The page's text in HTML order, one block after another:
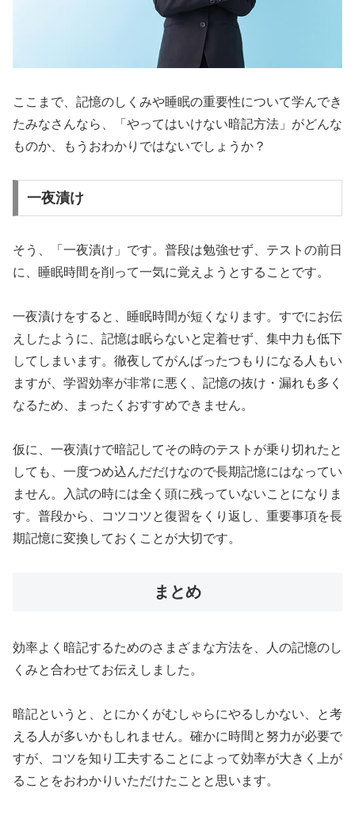
ここまで、記憶のしくみや睡眠の重要性について学んでき
たみなさんなら、「やってはいけない暗記方法」がどんな
ものか、もうおわかりではないでしょうか？
一夜漬け
そう、「一夜漬け」です。普段は勉強せず、テストの前日
に、睡眠時間を削って一気に覚えようとすることです。
一夜漬けをすると、睡眠時間が短くなります。すでにお伝
えしたように、記憶は眠らないと定着せず、集中力も低下
してしまいます。徹夜してがんばったつもりになる人もい
ますが、学習効率が非常に悪く、記憶の抜け・漏れも多く
なるため、まったくおすすめできません。
仮に、一夜漬けで暗記してその時のテストが乗り切れたと
しても、一度つめ込んだだけなので長期記憶にはなってい
ません。入試の時には全く頭に残っていないことになりま
す。普段から、コツコツと復習をくり返し、重要事項を長
期記憶に変換しておくことが大切です。
まとめ
効率よく暗記するためのさまざまな方法を、人の記憶のし
くみと合わせてお伝えしました。
暗記というと、とにかくがむしゃらにやるしかない、と考
える人が多いかもしれません。確かに時間と努力が必要で
すが、コツを知り工夫することによって効率が大きく上が
ることをおわかりいただけたことと思います。